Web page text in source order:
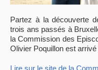
Partez à la découverte
trois ans passés à
la Commission des
Olivier Poquillon est
Lire sur le site de la